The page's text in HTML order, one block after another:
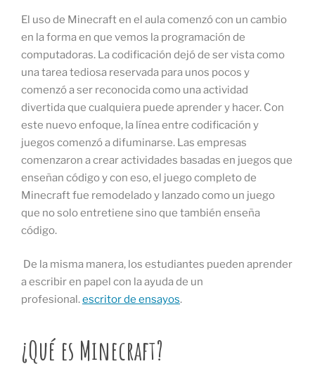
El uso de Minecraft en el aula comenzó con un cambio
en la forma en que vemos la programación de
computadoras. La codificación dejó de ser vista como
una tarea tediosa reservada para unos pocos y
comenzó a ser reconocida como una actividad
divertida que cualquiera puede aprender y hacer. Con
este nuevo enfoque, la línea entre codificación y
juegos comenzó a difuminarse. Las empresas
comenzaron a crear actividades basadas en juegos que
enseñan código y con eso, el juego completo de
Minecraft fue remodelado y lanzado como un juego
que no solo entretiene sino que también enseña
código.
De la misma manera, los estudiantes pueden aprender
a escribir en papel con la ayuda de un
profesional.escritor de ensayos.
¿Qué es Minecraft?